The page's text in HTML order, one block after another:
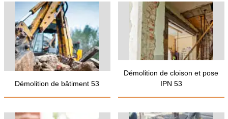
Démolition de bâtiment 53
Démolition de cloison et pose
IPN 53